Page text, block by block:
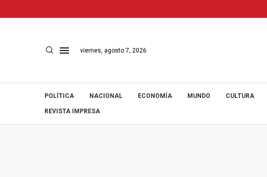
viernes, agosto 7, 2026
POLÍTICA NACIONAL ECONOMÍA MUNDO CULTURA
REVISTA IMPRESA